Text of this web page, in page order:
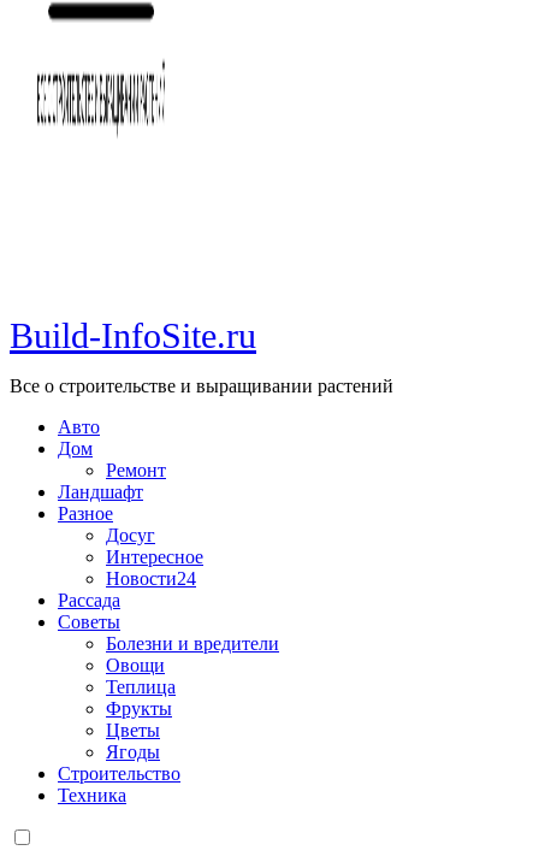
Build-InfoSite.ru
Все о строительстве и выращивании растений
Авто
Дом
Ремонт
Ландшафт
Разное
Досуг
Интересное
Новости24
Рассада
Советы
Болезни и вредители
Овощи
Теплица
Фрукты
Цветы
Ягоды
Строительство
Техника